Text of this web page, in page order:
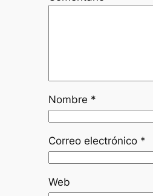
Nombre *
Correo electrónico *
Web